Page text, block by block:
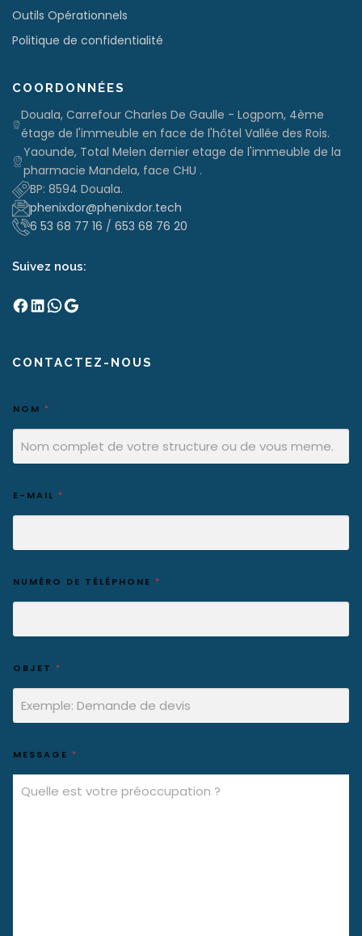
Outils Opérationnels
Politique de confidentialité
COORDONNÉES
Douala, Carrefour Charles De Gaulle - Logpom, 4ème
étage de l'immeuble en face de l'hôtel Vallée des Rois.
Yaounde, Total Melen dernier etage de l'immeuble de la
pharmacie Mandela, face CHU .
BP: 8594 Douala.
phenixdor@phenixdor.tech
6 53 68 77 16 / 653 68 76 20
Suivez nous:
Facebook LinkedIn WhatsApp Google
CONTACTEZ-NOUS
NOM *
E-MAIL *
NUMÉRO DE TÉLÉPHONE *
OBJET *
MESSAGE *